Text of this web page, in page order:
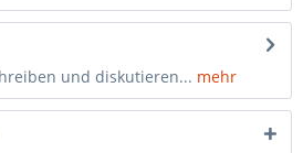
und diskutieren... mehr